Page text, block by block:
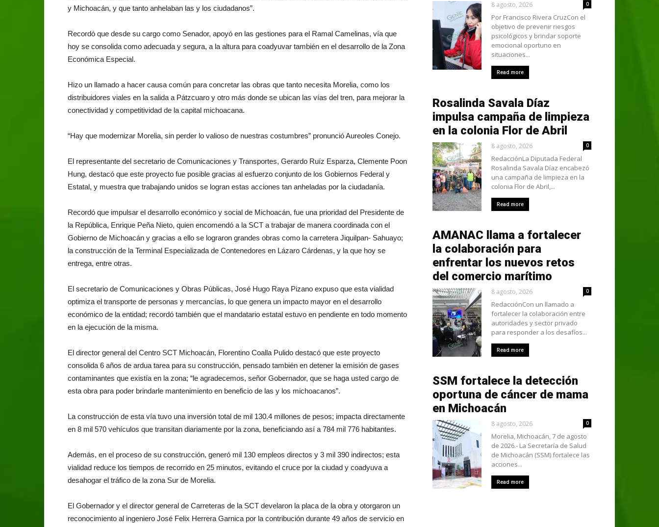
y Michoacán, y que tanto anhelaban las y los ciudadanos”.
Recordó que desde su cargo como Senador, apoyó en las gestiones para el Ramal Camelinas, vía que
hoy se consolida como adecuada y segura, a la altura para coadyuvar también en el desarrollo de la Zona
Económica Especial.
Hizo un llamado a hacer causa común para concretar las obras que tanto necesita Morelia, como los
distribuidores viales en la salida a Pátzcuaro y otro más donde se ubican las vías del tren, para mejorar la
conectividad y competitividad de la capital michoacana.
“Hay que modernizar Morelia, sin perder lo valioso de nuestras costumbres” pronunció Aureoles Conejo.
El representante del secretario de Comunicaciones y Transportes, Gerardo Ruíz Esparza, Clemente Poon
Hung, destacó que este proyecto fue posible gracias al esfuerzo conjunto de los Gobiernos Federal y
Estatal, y muestra que trabajando unidos se logran estas acciones tan anheladas por la ciudadanía.
Recordó que impulsar el desarrollo económico y social de Michoacán, fue una prioridad del Presidente de
la República, Enrique Peña Nieto, quien encomendó a la SCT a trabajar de manera coordinada con el
Gobierno de Michoacán y gracias a ello se lograron grandes obras como la carretera Jiquilpan- Sahuayo;
la construcción de la Terminal Especializada de Contenedores en Lázaro Cárdenas, y la que hoy se
entrega, entre otras.
El secretario de Comunicaciones y Obras Públicas, José Hugo Raya Pizano expuso que esta vialidad
optimiza el transporte de personas y mercancías, lo que genera un impacto mayor en el desarrollo
económico de la entidad; recordó también que el mandatario estatal estuvo en pendiente en todo momento
en la ejecución de la misma.
El director general del Centro SCT Michoacán, Florentino Coalla Pulido destacó que este proyecto
consolida 6 años de ardua tarea para su construcción, pensado también en detener la emisión de gases
contaminantes que existía en la zona; “le agradecemos, señor Gobernador, que se haga usted cargo de
esta obra para poder brindarle mantenimiento en beneficio de las y los michoacanos”.
La construcción de esta vía tuvo una inversión total de mil 130.4 millones de pesos; impacta directamente
en 8 mil 570 vehículos que transitan diariamente por la zona, beneficiando así a 784 mil 776 habitantes.
Además, en el proceso de su construcción, generó mil 130 empleos directos y 3 mil 390 indirectos; esta
vialidad reduce los tiempos de recorrido en 25 minutos, evitando el cruce por la ciudad y coadyuva a
desahogar el tráfico de la zona Sur de Morelia.
El Gobernador y el director general de Carreteras de la SCT develaron la placa de la obra y otorgaron un
reconocimiento al ingeniero José Felix Herrera Garnica por la contribución durante 49 años de servicio en
8 agosto, 2026 0
Por Francisco Rivera CruzCon el
objetivo de prevenir riesgos
psicológicos y brindar soporte
emocional oportuno en
situaciones...
Read more
Rosalinda Savala Díaz
impulsa campaña de limpieza
en la colonia Flor de Abril
8 agosto, 2026 0
RedacciónLa Diputada Federal
Rosalinda Savala Díaz encabezó
una campaña de limpieza en la
colonia Flor de Abril,...
Read more
AMANAC llama a fortalecer
la colaboración para
enfrentar los nuevos retos
del comercio marítimo
8 agosto, 2026 0
RedacciónCon un llamado a
fortalecer la colaboración entre
autoridades y sector privado
para responder a los desafíos...
Read more
SSM fortalece la detección
oportuna de cáncer de mama
en Michoacán
8 agosto, 2026 0
Morelia, Michoacán, 7 de agosto
de 2026.- La Secretaría de Salud
de Michoacán (SSM) fortalece las
acciones...
Read more